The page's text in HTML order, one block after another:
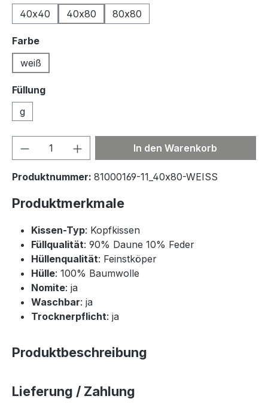
40x40
40x80 80x80
Farbeauswählen
weiß
Füllung
g
Produkt Anzahl: Gib denIn den Warenkorb
Produktnummer: 81000169-11_40x80-WEISS
Produktmerkmale
Kissen-Typ: Kopfkissen
Füllqualität: 90% Daune 10% Feder
Hüllenqualität: Feinstköper
Hülle: 100% Baumwolle
Nomite: ja
Waschbar: ja
Trocknerpflicht: ja
Produktbeschreibung
Lieferung / Zahlung